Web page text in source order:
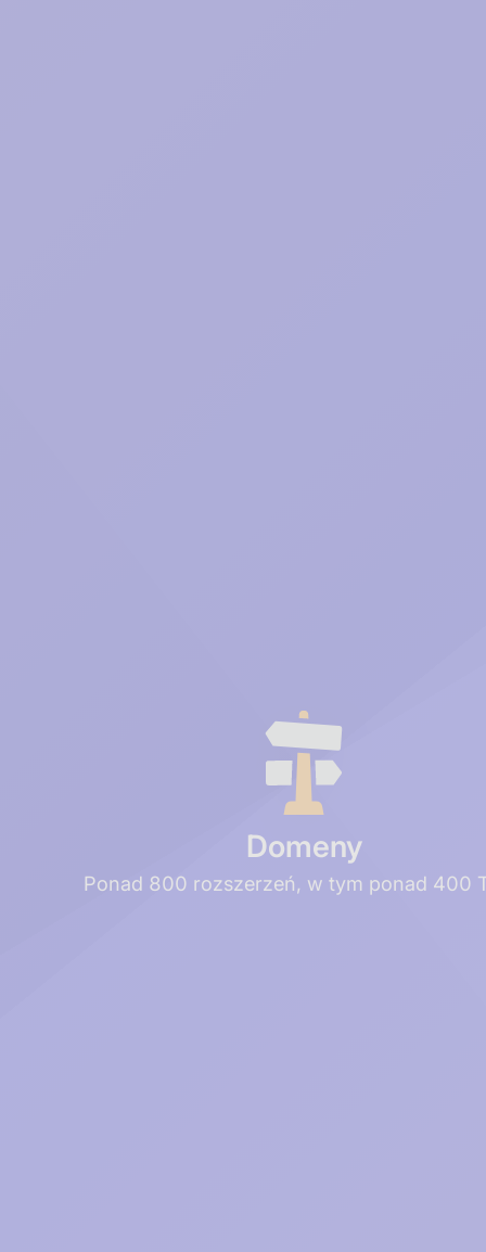
Domeny
Ponad 800 rozszerzeń, w tym ponad 400